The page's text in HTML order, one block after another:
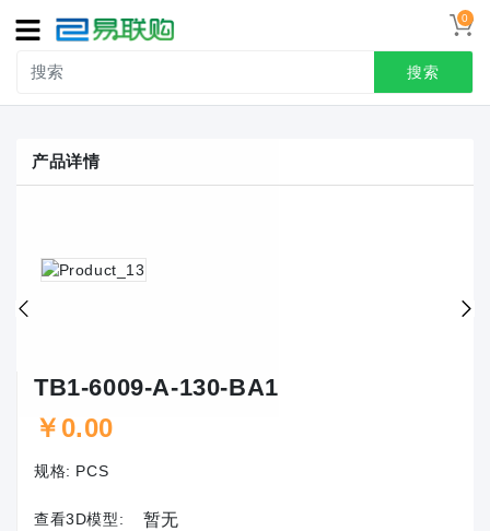
0
搜索
导
航
接线端子
联系我们
产品详情
TB1-6009-A-130-BA1
￥0.00
规格: PCS
查看3D模型: 暂无